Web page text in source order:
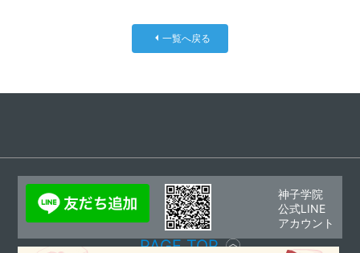
一覧へ戻る
PAGE TOP
神子学院
公式LINE
アカウント